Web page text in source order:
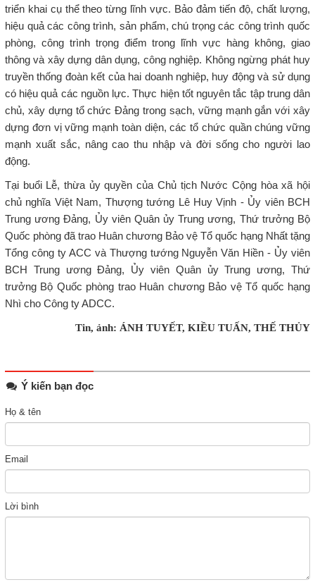
triển khai cụ thể theo từng lĩnh vực. Bảo đảm tiến độ, chất lượng,
hiệu quả các công trình, sản phẩm, chú trọng các công trình quốc
phòng, công trình trọng điểm trong lĩnh vực hàng không, giao
thông và xây dựng dân dụng, công nghiệp. Không ngừng phát huy
truyền thống đoàn kết của hai doanh nghiệp, huy động và sử dụng
có hiệu quả các nguồn lực. Thực hiện tốt nguyên tắc tập trung dân
chủ, xây dựng tổ chức Đảng trong sạch, vững mạnh gắn với xây
dựng đơn vị vững mạnh toàn diện, các tổ chức quần chúng vững
mạnh xuất sắc, nâng cao thu nhập và đời sống cho người lao
động.
Tại buổi Lễ, thừa ủy quyền của Chủ tịch Nước Cộng hòa xã hội
chủ nghĩa Việt Nam, Thượng tướng Lê Huy Vịnh - Ủy viên BCH
Trung ương Đảng, Ủy viên Quân ủy Trung ương, Thứ trưởng Bộ
Quốc phòng đã trao Huân chương Bảo vệ Tổ quốc hạng Nhất tặng
Tổng công ty ACC và Thượng tướng Nguyễn Văn Hiền - Ủy viên
BCH Trung ương Đảng, Ủy viên Quân ủy Trung ương, Thứ
trưởng Bộ Quốc phòng trao Huân chương Bảo vệ Tổ quốc hạng
Nhì cho Công ty ADCC.
Tin, ảnh: ÁNH TUYẾT, KIỀU TUẤN, THẾ THỦY
Ý kiến bạn đọc
Họ & tên
Email
Lời bình